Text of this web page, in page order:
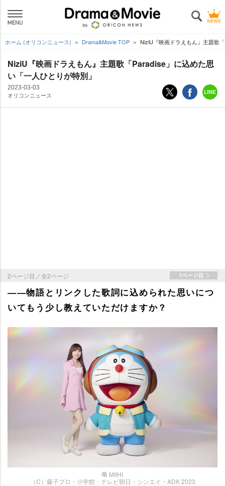
ホーム (オリコンニュース) Drama&Movie TOP NiziU『映画ドラえもん』主題歌
NiziU『映画ドラえもん』主題歌「Paradise」に込めた思
い「一人ひとりが特別」
2023-03-03
オリコンニュース
2ページ目／全2ページ 1ページ目
――物語とリンクした歌詞に込められた思いにつ
いてもう少し教えていただけますか？
MIIHI
（C）藤子プロ・小学館・テレビ朝日・シンエイ・ADK 2023